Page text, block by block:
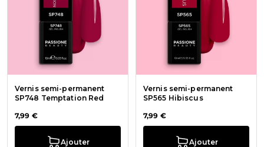
Vernis semi-permanent
SP748 Temptation Red
7,99 €
Ajouter
Vernis semi-permanent
SP565 Hibiscus
7,99 €
Ajouter